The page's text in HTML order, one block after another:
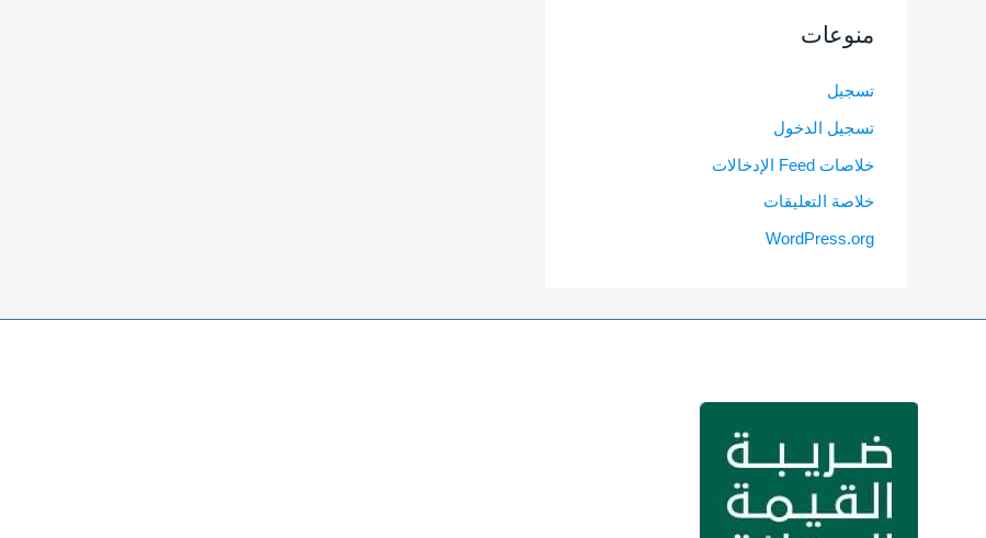
منوعات
تسجيل
تسجيل الدخول
خلاصات Feed الإدخالات
خلاصة التعليقات
WordPress.org